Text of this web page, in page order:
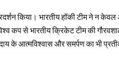
किया। भारतीय हॉकी टीम ने न केवल
कप से भारतीय क्रिकेट टीम की
के आत्मविश्वास और समर्पण का भी